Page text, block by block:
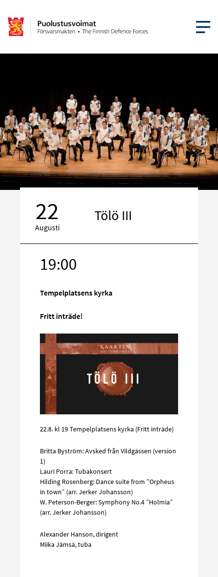
ÖPPNA
22
Augusti
Tölö III
19:00
Tempelplatsens kyrka
Fritt inträde!
22.8. kl 19 Tempelplatsens kyrka (Fritt inträde)
Britta Byström: Avsked från Vildgässen (version
1)
Lauri Porra: Tubakonsert
Hilding Rosenberg: Dance suite from ”Orpheus
in town” (arr. Jerker Johansson)
W. Peterson-Berger: Symphony No.4 ”Holmia”
(arr. Jerker Johansson)
Alexander Hanson, dirigent
Miika Jämsä, tuba